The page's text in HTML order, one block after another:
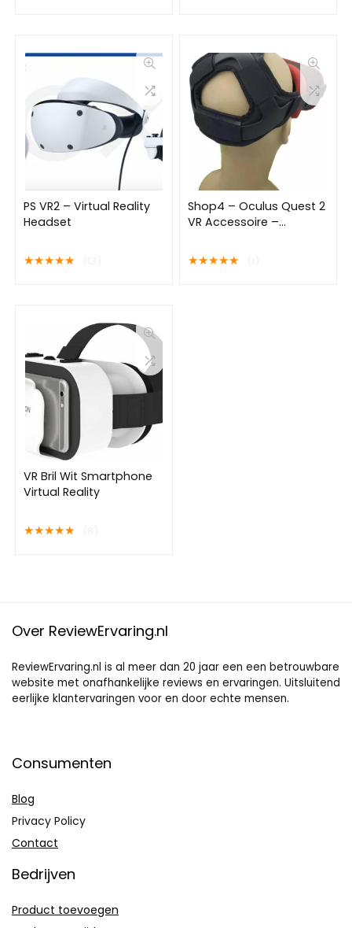
PS VR2 – Virtual Reality
Headset
★★★★★
Shop4 – Oculus Quest 2
VR Accessoire –
★★★★★
VR Bril Wit Smartphone
Virtual Reality
★★★★★
Over ReviewErvaring.nl
ReviewErvaring.nl is al meer dan 20 jaar een een betrouwbare
website met onafhankelijke reviews en ervaringen. Uitsluitend
eerlijke klantervaringen voor en door echte mensen.
Consumenten
Blog
Privacy Policy
Contact
Bedrijven
Product toevoegen